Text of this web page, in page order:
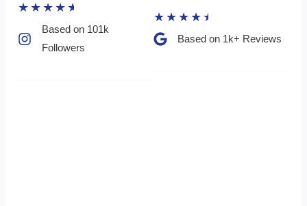
★ ★ ★ ★ ★
Based on 101k
Followers​
★ ★ ★ ★ ★
Based on 1k+ Reviews​